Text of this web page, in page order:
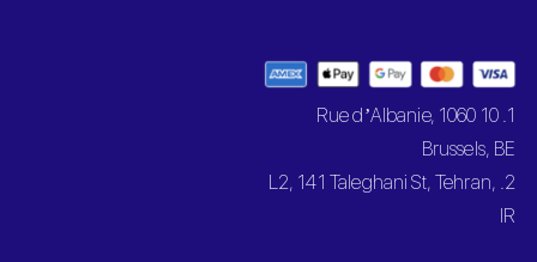
1. 10 Rue d’Albanie, 1060
Brussels, BE
2. L2, 141 Taleghani St, Tehran,
IR